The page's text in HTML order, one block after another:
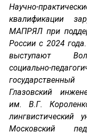
«Дар
Год Ф.М.
Форум в
Научно-
квалификации
МАПРЯЛ при
России с 2024
выступают
социально-
Глазовский
им. В.Г.
лингвистический
Московский